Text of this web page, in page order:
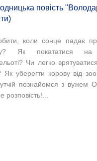
повість
коли сонце падає
Як покататися на
Чи легко
Як уберегти корову від
познайомся з вужем
розповість!...